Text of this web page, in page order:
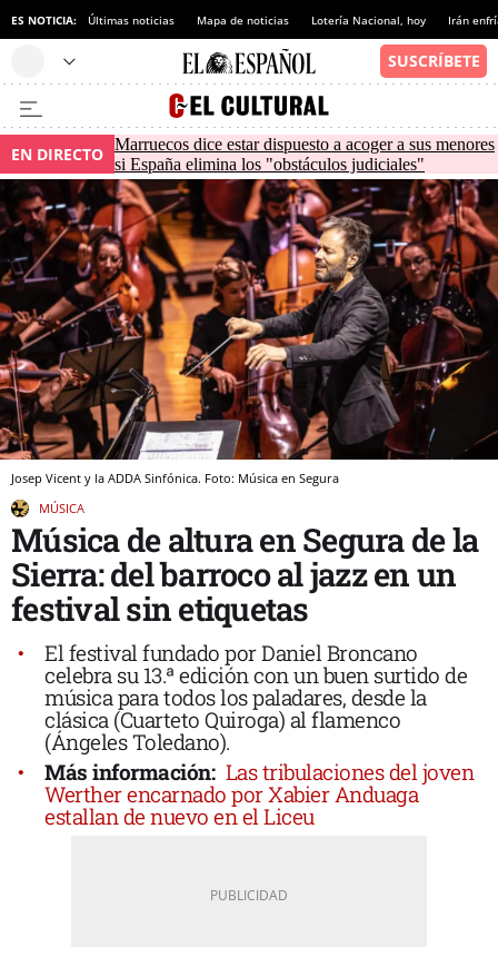
ES NOTICIA: Últimas noticias Mapa de noticias Lotería Nacional, hoy Irán
EN DIRECTO Marruecos dice estar dispuesto a acoger a sus menores
si España elimina los "obstáculos judiciales"
Josep Vicent y la ADDA Sinfónica. Foto: Música en Segura
MÚSICA
Música de altura en Segura de la
Sierra: del barroco al jazz en un
festival sin etiquetas
El festival fundado por Daniel Broncano
celebra su 13.ª edición con un buen surtido de
música para todos los paladares, desde la
clásica (Cuarteto Quiroga) al flamenco
(Ángeles Toledano).
Más información: Las tribulaciones del joven
Werther encarnado por Xabier Anduaga
estallan de nuevo en el Liceu